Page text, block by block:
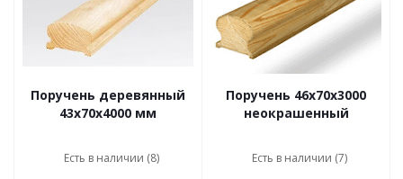
Поручень деревянный
43x70x4000 мм
Есть в наличии (8)
Поручень 46х70х3000
неокрашенный
Есть в наличии (7)